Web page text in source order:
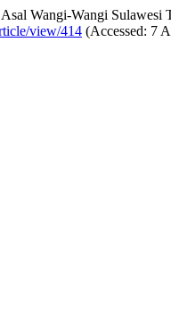
Wangi-Wangi Sulawesi
view/414 (Accessed: 7